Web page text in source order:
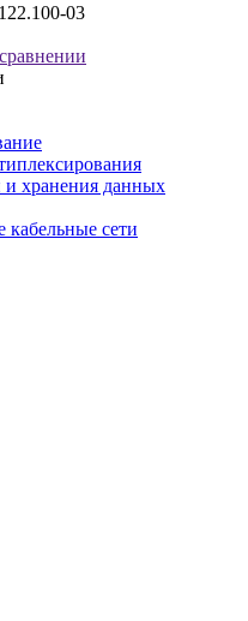
03
хранения данных
кабельные сети